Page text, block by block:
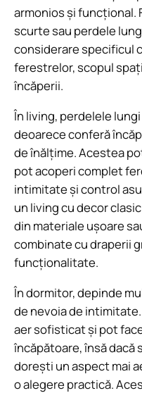
armonios și funcțional.
scurte sau perdele
considerare specificul
ferestrelor, scopul
încăperii.
În living, perdelele
deoarece conferă
de înălțime. Acestea
pot acoperi complet
intimitate și control
un living cu decor
din materiale ușoare
combinate cu draperii
funcționalitate.
În dormitor, depinde
de nevoia de
aer sofisticat și pot
încăpătoare, însă dacă
dorești un aspect mai
o alegere practică.